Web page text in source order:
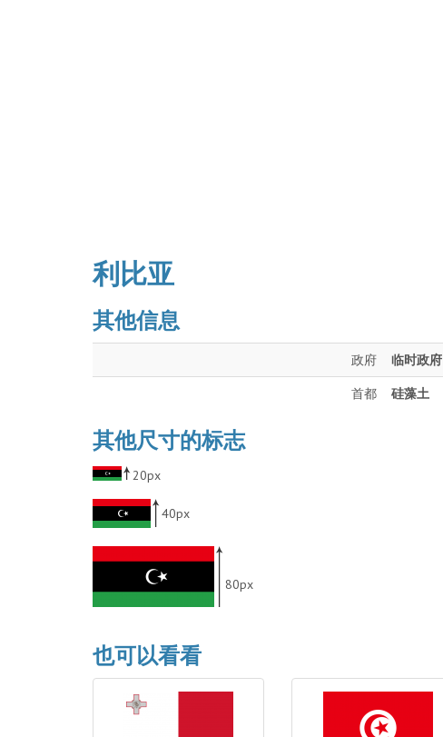
利比亚
其他信息
政府 临时政府
首都 硅藻土
其他尺寸的标志
20px
40px
80px
也可以看看